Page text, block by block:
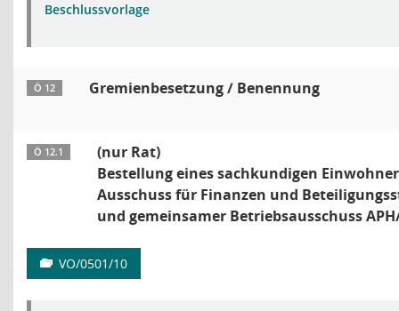
Beschlussvorlage
Ö 12 Gremienbesetzung / Benennung
Ö 12.1
(nur Rat)
Bestellung eines sachkundigen
Ausschuss für Finanzen und
und gemeinsamer Betriebsausschuss
VO/0501/10